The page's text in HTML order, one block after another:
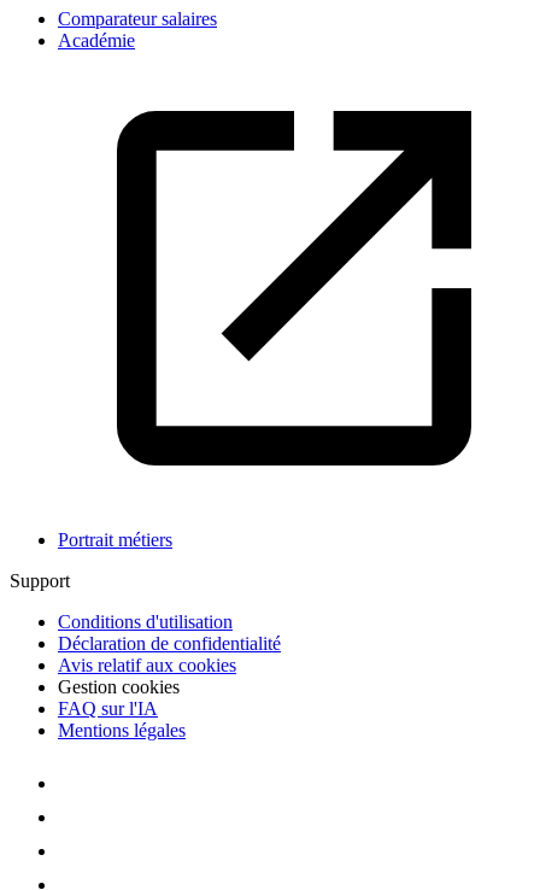
Comparateur salaires
Académie
Portrait métiers
Support
Conditions d'utilisation
Déclaration de confidentialité
Avis relatif aux cookies
Gestion cookies
FAQ sur l'IA
Mentions légales